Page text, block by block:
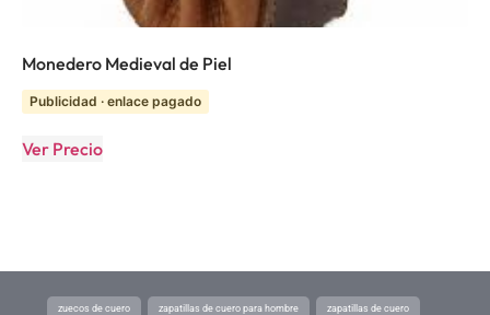
Monedero Medieval de Piel
Publicidad · enlace pagado
Ver Precio
zuecos de cuero zapatillas de cuero para hombre zapatillas de cuero